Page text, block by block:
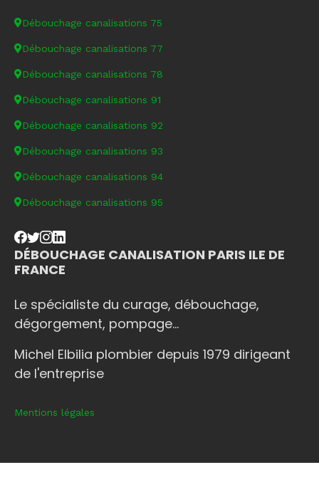
Débouchage canalisations 75
Débouchage canalisations 77
Débouchage canalisations 78
Débouchage canalisations 91
Débouchage canalisations 92
Débouchage canalisations 93
Débouchage canalisations 94
Débouchage canalisations 95
DÉBOUCHAGE CANALISATION PARIS ILE DE
FRANCE
Le spécialiste du curage, débouchage,
dégorgement, pompage...
Michel Elbilia plombier depuis 1979 dirigeant
de l'entreprise
Mentions légales